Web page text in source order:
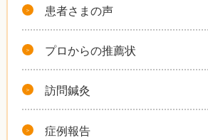
患者さまの声
プロからの推薦状
訪問鍼灸
症例報告